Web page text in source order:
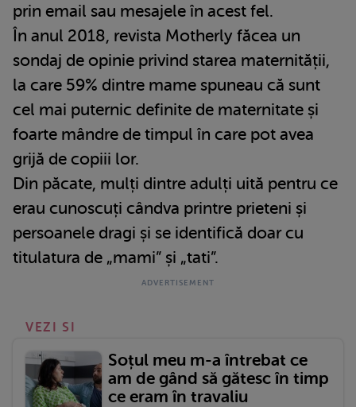
prin email sau mesajele în acest fel.
În anul 2018, revista Motherly făcea un
sondaj de opinie privind starea maternității,
la care 59% dintre mame spuneau că sunt
cel mai puternic definite de maternitate și
foarte mândre de timpul în care pot avea
grijă de copiii lor.
Din păcate, mulți dintre adulți uită pentru ce
erau cunoscuți cândva printre prieteni și
persoanele dragi și se identifică doar cu
titulatura de „mami” și „tati”.
VEZI SI
Soțul meu m-a întrebat ce
am de gând să gătesc în timp
ce eram în travaliu